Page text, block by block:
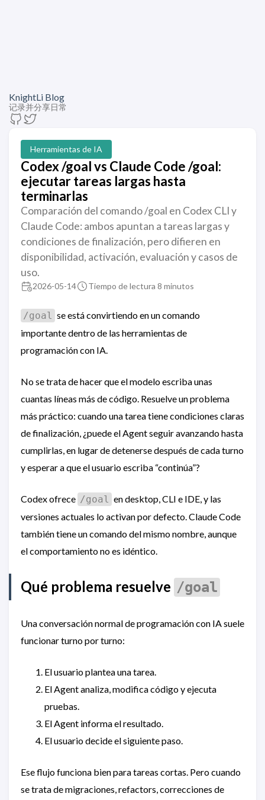
KnightLi Blog
记录并分享日常
Herramientas de IA
Codex /goal vs Claude Code /goal:
ejecutar tareas largas hasta
terminarlas
Comparación del comando /goal en Codex CLI y
Claude Code: ambos apuntan a tareas largas y
condiciones de finalización, pero difieren en
disponibilidad, activación, evaluación y casos de
uso.
2026-05-14 Tiempo de lectura 8 minutos
/goal se está convirtiendo en un comando
importante dentro de las herramientas de
programación con IA.
No se trata de hacer que el modelo escriba unas
cuantas líneas más de código. Resuelve un problema
más práctico: cuando una tarea tiene condiciones claras
de finalización, ¿puede el Agent seguir avanzando hasta
cumplirlas, en lugar de detenerse después de cada turno
y esperar a que el usuario escriba “continúa”?
Codex ofrece /goal en desktop, CLI e IDE, y las
versiones actuales lo activan por defecto. Claude Code
también tiene un comando del mismo nombre, aunque
el comportamiento no es idéntico.
Qué problema resuelve /goal
Una conversación normal de programación con IA suele
funcionar turno por turno:
El usuario plantea una tarea.
El Agent analiza, modifica código y ejecuta
pruebas.
El Agent informa el resultado.
El usuario decide el siguiente paso.
Ese flujo funciona bien para tareas cortas. Pero cuando
se trata de migraciones, refactors, correcciones de